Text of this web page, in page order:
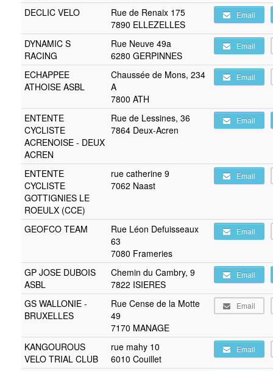
DECLIC VELO
Rue de Renaix 175
7890 ELLEZELLES
Email
DYNAMIC S
RACING
Rue Neuve 49a
6280 GERPINNES
Email
ECHAPPEE
ATHOISE ASBL
Chaussée de Mons, 234
A
7800 ATH
Email
ENTENTE
CYCLISTE
ACRENOISE - DEUX
ACREN
Rue de Lessines, 36
7864 Deux-Acren
Email
ENTENTE
CYCLISTE
GOTTIGNIES LE
ROEULX (CCE)
rue catherine 9
7062 Naast
Email
GEOFCO TEAM
Rue Léon Defuisseaux
63
7080 Frameries
Email
GP JOSE DUBOIS
ASBL
Chemin du Cambry, 9
7822 ISIERES
Email
GS WALLONIE -
BRUXELLES
Rue Cense de la Motte
49
7170 MANAGE
Email
KANGOUROUS
VELO TRIAL CLUB
rue mahy 10
6010 Couillet
Email